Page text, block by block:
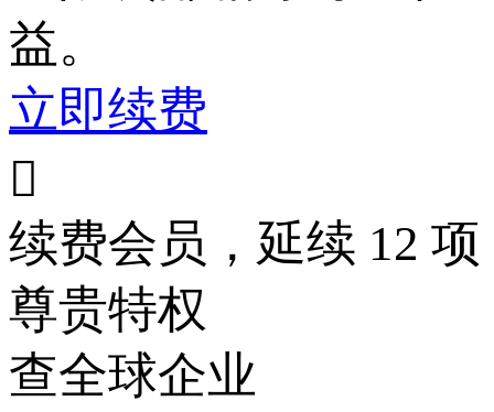
益。
立即续费

续费会员，延续 12 项
尊贵特权
查全球企业